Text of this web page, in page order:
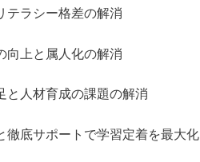
テラシー格差の解消
向上と属人化の解消
と人材育成の課題の解消
徹底サポートで学習定着を最大化